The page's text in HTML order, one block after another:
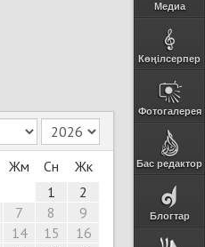
Медиа
Көңілсерпер
Фотогалерея
Бас редактор
Блогтар
Жм Сн
Жк
1
2
7 8
9
14 15
16